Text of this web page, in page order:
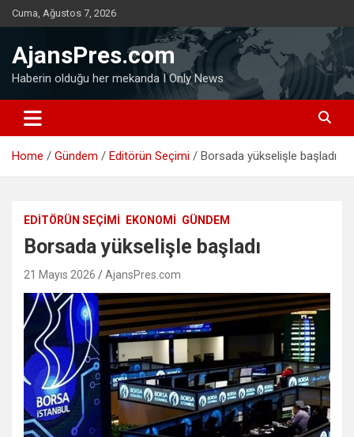
Skip
to
Cuma, Ağustos 7, 2026
AjansPres.com
Haberin olduğu her mekanda I Only News
Home Gündem Editörün Seçimi Borsada yükselişle başladı
EDITÖRÜN SEÇIMI EKONOMI GÜNDEM
Borsada yükselişle başladı
21 Mayıs 2026 AjansPres.com